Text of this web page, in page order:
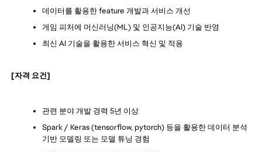
데이터를 활용한 feature 개발과 서비스 개선
게임 피처에 머신러닝(ML) 및 인공지능(AI) 기술 반영
최신 AI 기술을 활용한 서비스 혁신 및 적용
[자격 요건]
관련 분야 개발 경력 5년 이상
Spark / Keras (tensorflow, pytorch) 등을 활용한 데이터 분석
기반 모델링 또는 모델 튜닝 경험